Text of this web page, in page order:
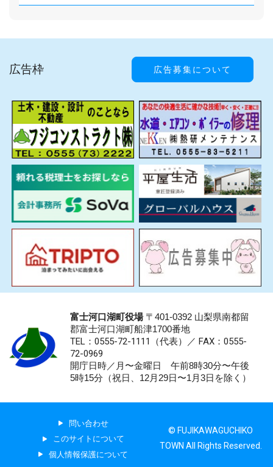
広告枠 広告募集について
富士河口湖町役場〒401-0392 山梨県南都留
郡富士河口湖町船津1700番地
TEL：0555-72-1111 （代表）／ FAX：0555-
72-0969
開庁日時／月〜金曜日 午前8時30分〜午後
5時15分（祝日、12月29日〜1月3日を除く）
問い合わせ
このサイトについて
個人情報保護について
© FUJIKAWAGUCHIKO
TOWN All Rights Reserved.